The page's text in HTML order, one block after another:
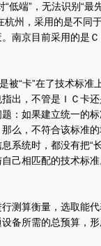
低端”，无法识别“最
州，采用的是不同
南京目前采用的是
“卡”在了技术标准
出，不管是ＩＣ卡
：如果建立统一的
么，不符合该标准
系统时，都没有把“
己相匹配的技术标
算衡量，选取能代
备所需的总预算，